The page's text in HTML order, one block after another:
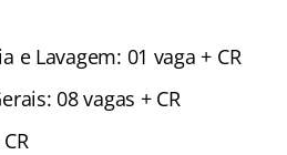
e Lavagem: 01 vaga + CR
08 vagas + CR